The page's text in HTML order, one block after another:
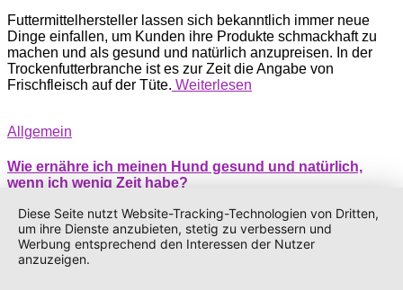
Futtermittelhersteller lassen sich bekanntlich immer neue
Dinge einfallen, um Kunden ihre Produkte schmackhaft zu
machen und als gesund und natürlich anzupreisen. In der
Trockenfutterbranche ist es zur Zeit die Angabe von
Frischfleisch auf der Tüte. Weiterlesen
Allgemein
Wie ernähre ich meinen Hund gesund und natürlich,
wenn ich wenig Zeit habe?
… oder Barfen vs. hochwertiges Nassfutter 2.0 … Die
natürlichste Art, seinen Hund zu ernähren, ist die
Rohfütterung nach dem Beutetierprinzip. Aber nicht jeder
Hund ist für diese Fütterungsform zu begeistern, nicht jeder
Diese Seite nutzt Website-Tracking-Technologien von Dritten,
um ihre Dienste anzubieten, stetig zu verbessern und
Werbung entsprechend den Interessen der Nutzer
anzuzeigen.